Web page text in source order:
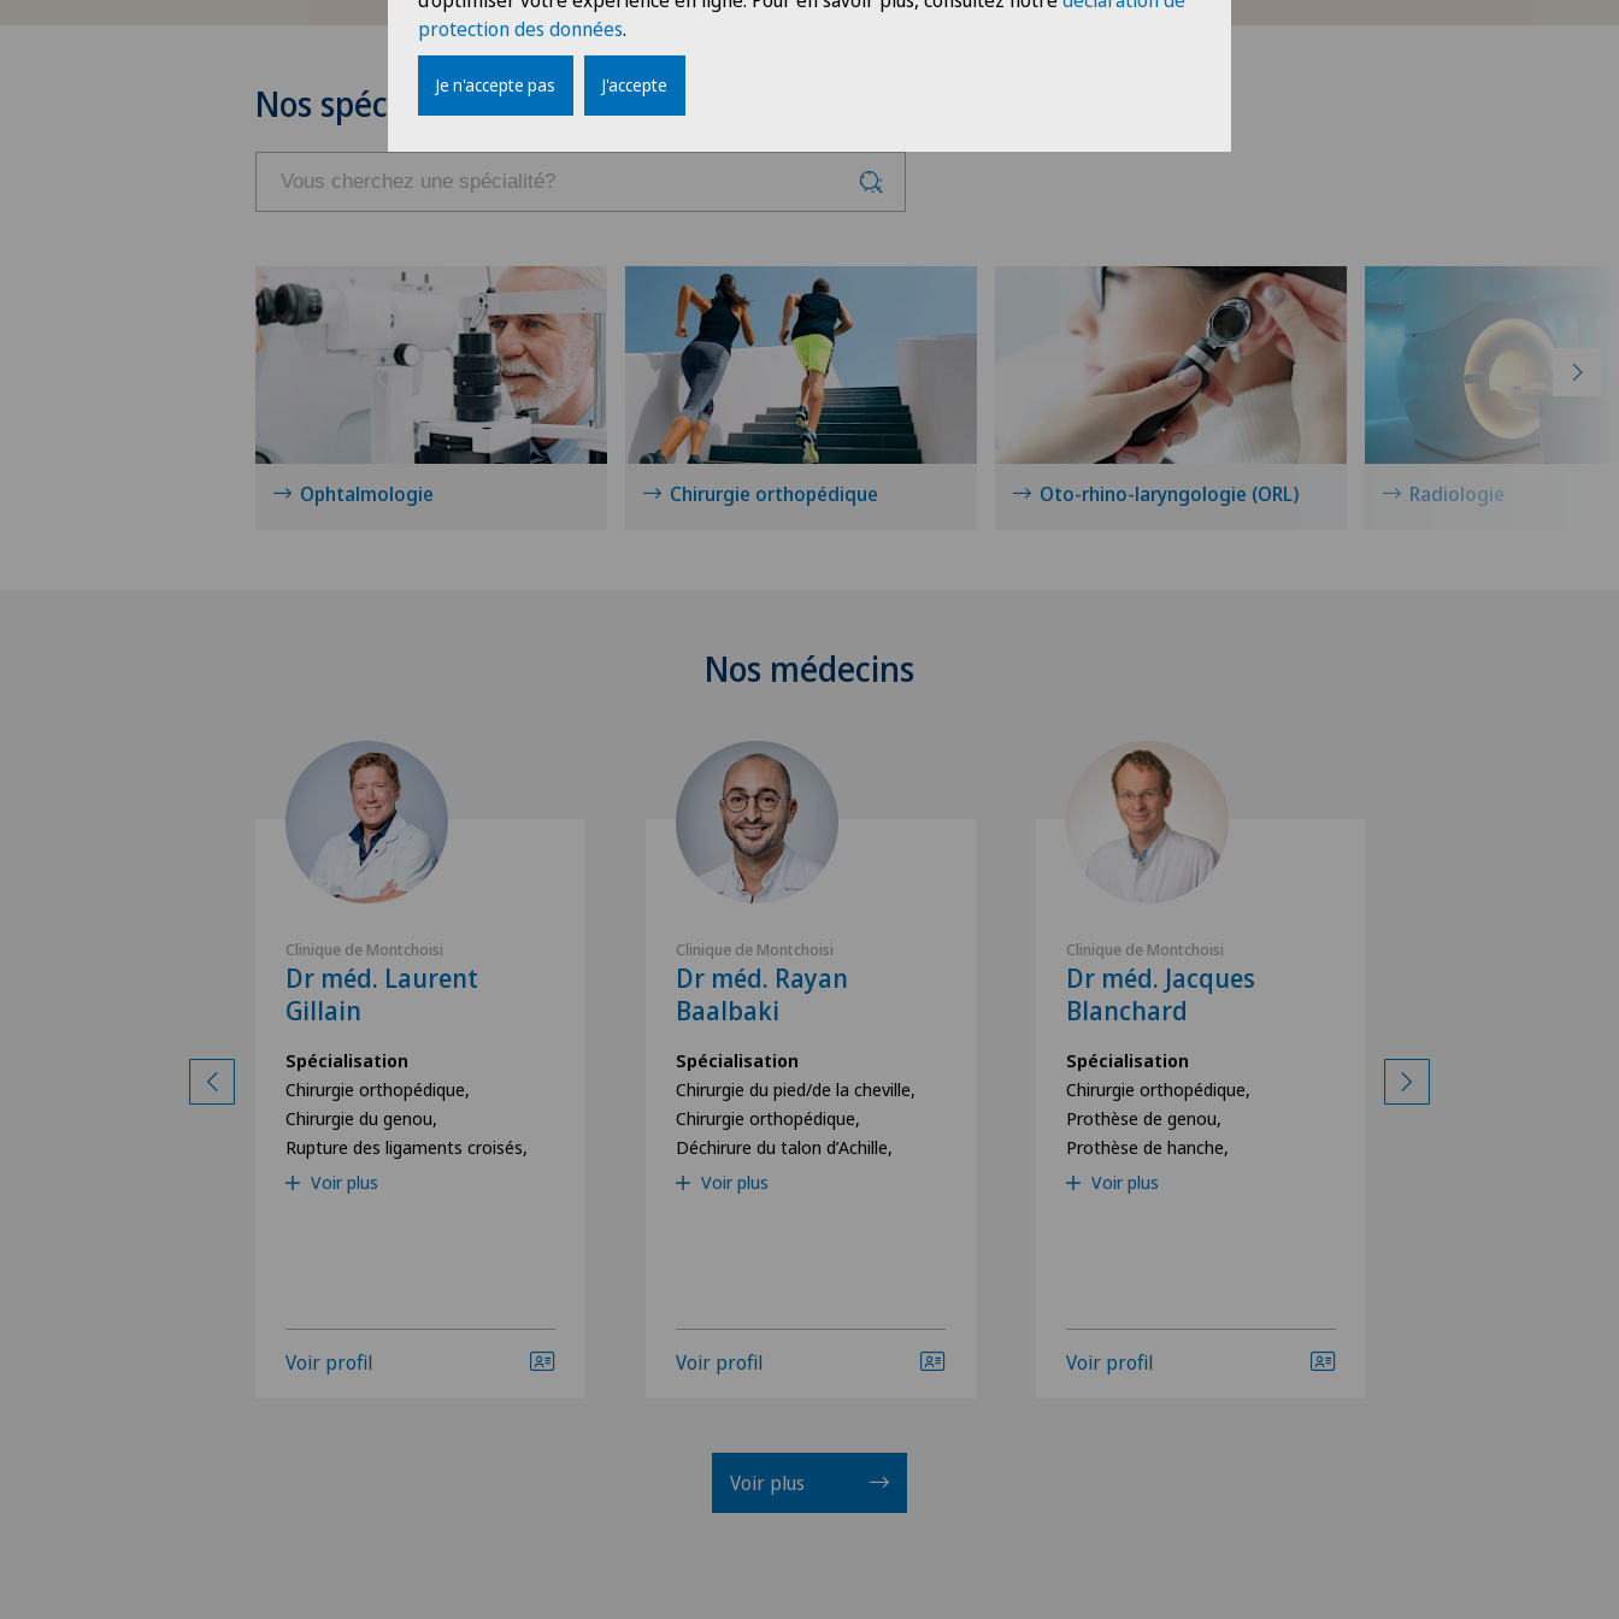
Nos spécialités
Ophtalmologie Chirurgie orthopédique Oto-rhino-laryngologie (ORL) Radiologie
Nos médecins
Clinique de Montchoisi
Dr méd. Laurent
Gillain
Spécialisation
Chirurgie orthopédique,
Chirurgie du genou,
Rupture des ligaments croisés,
Voir plus
Voir profil
Clinique de Montchoisi
Dr méd. Rayan
Baalbaki
Spécialisation
Chirurgie du pied/de la cheville,
Chirurgie orthopédique,
Déchirure du talon d’Achille,
Voir plus
Voir profil
Clinique de Montchoisi
Dr méd. Jacques
Blanchard
Spécialisation
Chirurgie orthopédique,
Prothèse de genou,
Prothèse de hanche,
Voir plus
Voir profil
Voir plus
protection des données.
Je n'accepte pas J'accepte